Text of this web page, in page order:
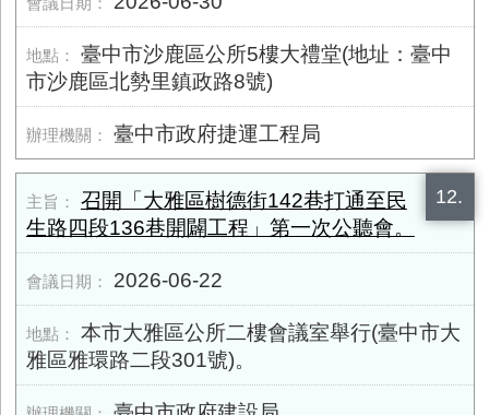
臺中市沙鹿區公所5樓大禮堂(地址：臺中
市沙鹿區北勢里鎮政路8號)
臺中市政府捷運工程局
12.
召開「大雅區樹德街142巷打通至民
生路四段136巷開闢工程」第一次公聽會。
2026-06-22
本市大雅區公所二樓會議室舉行(臺中市大
雅區雅環路二段301號)。